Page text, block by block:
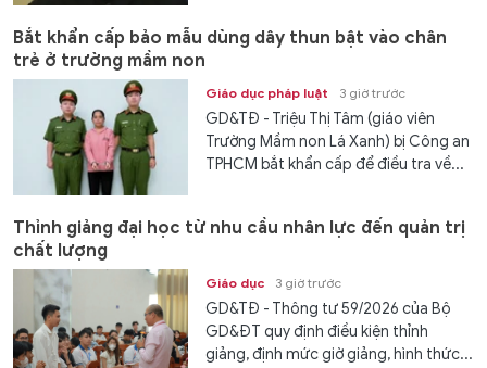
Bắt khẩn cấp bảo mẫu dùng dây thun bật vào chân
trẻ ở trường mầm non
Giáo dục pháp luật 3 giờ trước
GD&TĐ - Triệu Thị Tâm (giáo viên
Trường Mầm non Lá Xanh) bị Công an
TPHCM bắt khẩn cấp để điều tra về...
Thỉnh giảng đại học từ nhu cầu nhân lực đến quản trị
chất lượng
Giáo dục 3 giờ trước
GD&TĐ - Thông tư 59/2026 của Bộ
GD&ĐT quy định điều kiện thỉnh
giảng, định mức giờ giảng, hình thức...